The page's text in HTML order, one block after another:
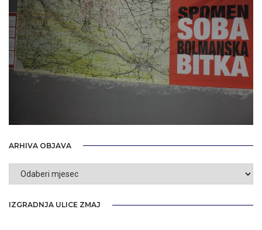
ARHIVA OBJAVA
Arhiva
IZGRADNJA ULICE ZMAJ